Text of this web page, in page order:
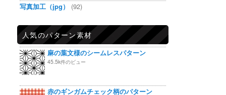
写真加工（jpg）
(92)
人気のパターン素材
麻の葉文様のシームレスパターン
45.5k件のビュー
赤のギンガムチェック柄のパターン